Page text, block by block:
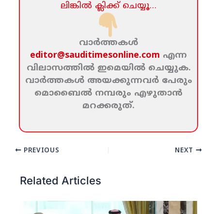
ലിങ്കില്‍ ക്ലിക്ക്‌ ചെയ്യൂ…
വാര്‍ത്തകള്‍
editor@sauditimesonline.com എന്ന
വിലാസത്തില്‍ ഇമെയില്‍ ചെയ്യുക.
വാര്‍ത്തകള്‍ അയക്കുന്നവര്‍ പേരും
മൊബൈല്‍ നമ്പരും എഴുതാന്‍
മറക്കരുത്‌.
PREVIOUS NEXT
Related Articles